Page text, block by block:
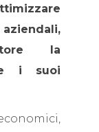
la
i suoi